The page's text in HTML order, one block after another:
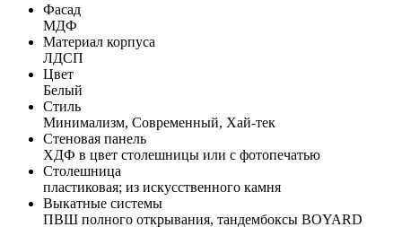
Фасад
МДФ
Материал корпуса
ЛДСП
Цвет
Белый
Стиль
Минимализм, Современный, Хай-тек
Стеновая панель
ХДФ в цвет столешницы или с фотопечатью
Столешница
пластиковая; из искусственного камня
Выкатные системы
ПВШ полного открывания, тандембоксы BOYARD